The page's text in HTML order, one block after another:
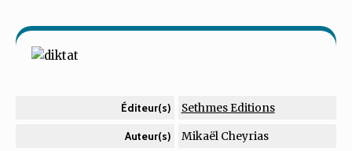
Éditeur(s) Sethmes Editions
Auteur(s) Mikaël Cheyrias